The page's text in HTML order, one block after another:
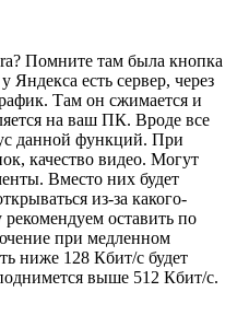
Помните там была кнопка
Яндекса есть сервер, через
Там он сжимается и
на ваш ПК. Вроде все
данной функций. При
качество видео. Могут
Вместо них будет
из-за какого-
оставить по
при медленном
ниже 128 Кбит/с будет
выше 512 Кбит/с.